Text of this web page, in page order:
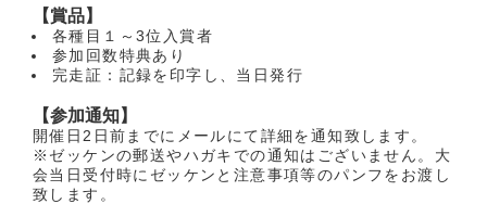
【賞品】
各種目１～3位入賞者
参加回数特典あり
完走証：記録を印字し、当日発行
【参加通知】
開催日2日前までにメールにて詳細を通知致します。
※ゼッケンの郵送やハガキでの通知はございません。大
会当日受付時にゼッケンと注意事項等のパンフをお渡し
致します。